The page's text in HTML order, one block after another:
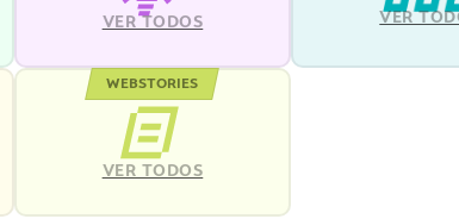
VER TODOS VER
WEBSTORIES
VER TODOS